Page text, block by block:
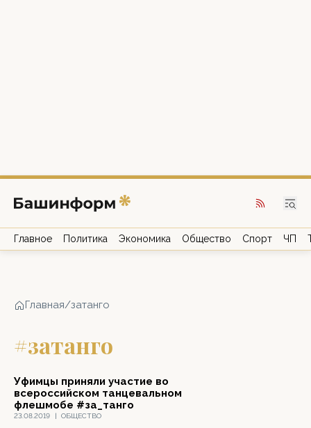
Главное Политика Экономика Общество Спорт ЧП
Главная/затанго
#затанго
23.08.2019 | ОБЩЕСТВО
Уфимцы приняли участие во
всероссийском танцевальном
флешмобе #за_танго